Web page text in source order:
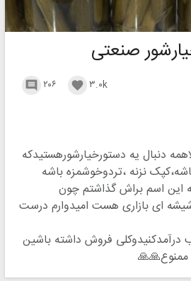
صنعتی
۲۰۶  ۳.۰k 
دنبال یه دستورخیارشورهستیدکه
نزنه ،تردوخوشمزه باشه
این اسم براش گذاشتم چون
ای بازاری هست امیدوارم درست
فروش داشته باشین
ممنوع🙏🙏